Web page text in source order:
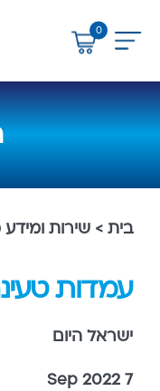
0
בית > שירות ומידע
עמדות
ישראל היום
7 Sep 2022